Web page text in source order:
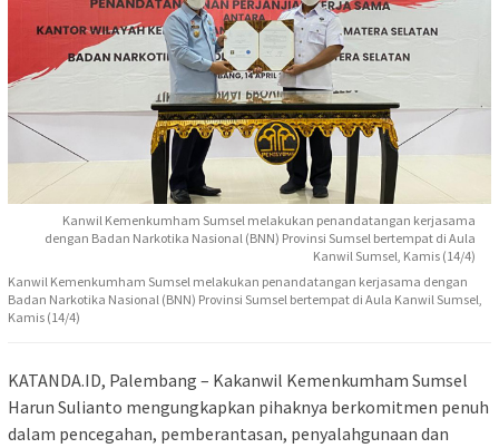
Kanwil Kemenkumham Sumsel melakukan penandatangan kerjasama
dengan Badan Narkotika Nasional (BNN) Provinsi Sumsel bertempat di Aula
Kanwil Sumsel, Kamis (14/4)
Kanwil Kemenkumham Sumsel melakukan penandatangan kerjasama dengan
Badan Narkotika Nasional (BNN) Provinsi Sumsel bertempat di Aula Kanwil Sumsel,
Kamis (14/4)
KATANDA.ID, Palembang – Kakanwil Kemenkumham Sumsel
Harun Sulianto mengungkapkan pihaknya berkomitmen penuh
dalam pencegahan, pemberantasan, penyalahgunaan dan